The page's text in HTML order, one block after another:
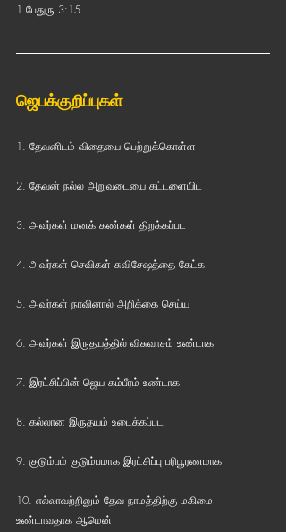
1 பேதுரு 3:15
ஜெபக்குறிப்புகள்
1. தேவனிடம் விதையை பெற்றுக்கொள்ள
2. தேவன் நல்ல அறுவடையை கட்டளையிட
3. அவர்கள் மனக் கண்கள் திறக்கப்பட
4. அவர்கள் செவிகள் சுவிசேஷத்தை கேட்க
5. அவர்கள் நாவினால் அறிக்கை செய்ய
6. அவர்கள் இருதயத்தில் விசுவாசம் உண்டாக
7. இரட்சிப்பின் ஜெய கம்பீரம் உண்டாக
8. கல்லான இருதயம் உடைக்கப்பட
9. குடும்பம் குடும்பமாக இரட்சிப்பு பரிபூரணமாக
10. எல்லாவற்றிலும் தேவ நாமத்திற்கு மகிமை
உண்டாவதாக ஆமென்